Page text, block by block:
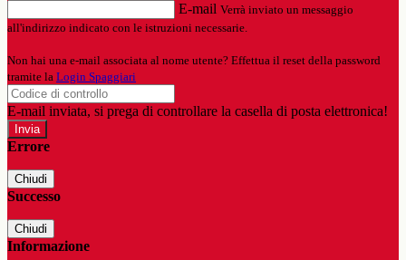
E-mail Verrà inviato un messaggio
all'indirizzo indicato con le istruzioni necessarie.
Non hai una e-mail associata al nome utente? Effettua il reset della password
tramite la Login Spaggiari
E-mail inviata, si prega di controllare la casella di posta elettronica!
Errore
Chiudi
Successo
Chiudi
Informazione